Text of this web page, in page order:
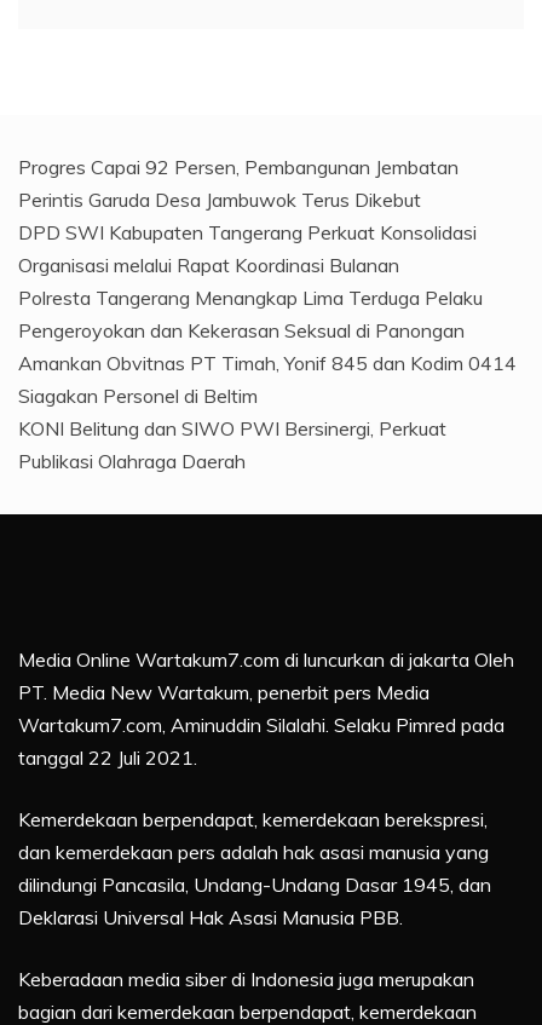
Progres Capai 92 Persen, Pembangunan Jembatan
Perintis Garuda Desa Jambuwok Terus Dikebut
DPD SWI Kabupaten Tangerang Perkuat Konsolidasi
Organisasi melalui Rapat Koordinasi Bulanan
Polresta Tangerang Menangkap Lima Terduga Pelaku
Pengeroyokan dan Kekerasan Seksual di Panongan
Amankan Obvitnas PT Timah, Yonif 845 dan Kodim 0414
Siagakan Personel di Beltim
KONI Belitung dan SIWO PWI Bersinergi, Perkuat
Publikasi Olahraga Daerah
Media Online Wartakum7.com di luncurkan di jakarta Oleh
PT. Media New Wartakum, penerbit pers Media
Wartakum7.com, Aminuddin Silalahi. Selaku Pimred pada
tanggal 22 Juli 2021.
Kemerdekaan berpendapat, kemerdekaan berekspresi,
dan kemerdekaan pers adalah hak asasi manusia yang
dilindungi Pancasila, Undang-Undang Dasar 1945, dan
Deklarasi Universal Hak Asasi Manusia PBB.
Keberadaan media siber di Indonesia juga merupakan
bagian dari kemerdekaan berpendapat, kemerdekaan